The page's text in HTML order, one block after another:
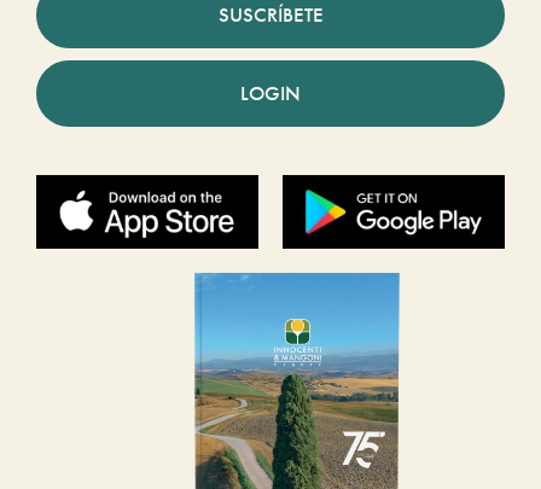
SUSCRÍBETE
LOGIN